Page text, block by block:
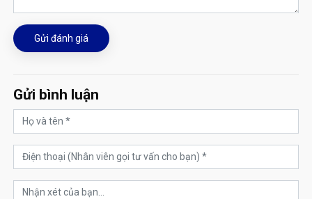
Gửi đánh giá
Gửi bình luận